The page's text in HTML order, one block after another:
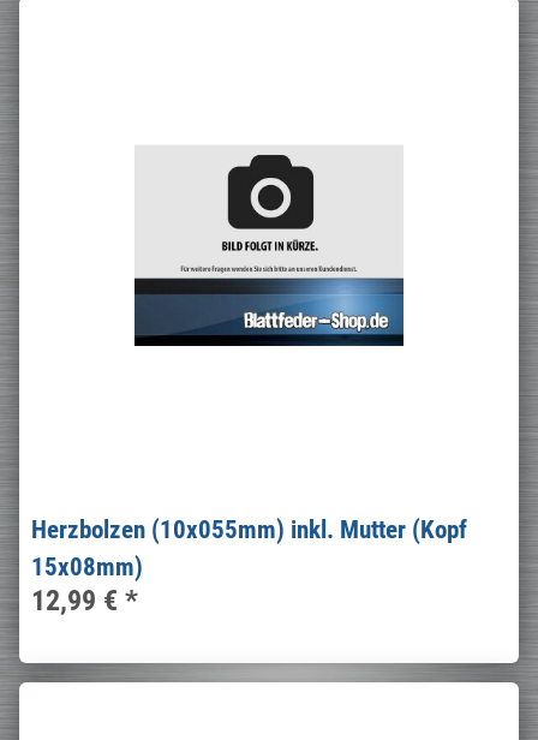
Herzbolzen (10x055mm) inkl. Mutter (Kopf
15x08mm)
12,99 € *